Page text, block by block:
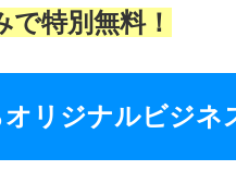
特別無料！
リジナルビジネ